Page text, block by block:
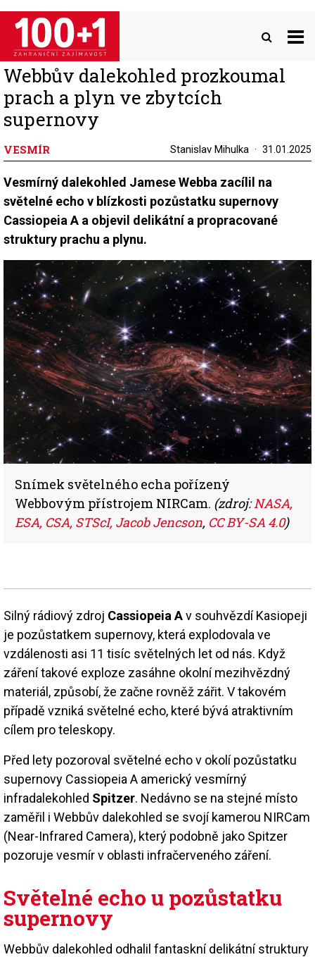
Přejít
hlavnímu
obsahu
Webbův dalekohled prozkoumal
prach a plyn ve zbytcích
supernovy
VESMÍR Stanislav Mihulka 31.01.2025
Vesmírný dalekohled Jamese Webba zacílil na
světelné echo v blízkosti pozůstatku supernovy
Cassiopeia A a objevil delikátní a propracované
struktury prachu a plynu.
Snímek světelného echa pořízený
Webbovým přístrojem NIRCam. (zdroj:NASA,
ESA, CSA, STScI, Jacob Jencson, CC BY-SA 4.0)
Silný rádiový zdroj Cassiopeia Av souhvězdí Kasiopeji
je pozůstatkem supernovy, která explodovala ve
vzdálenosti asi 11 tisíc světelných let od nás. Když
záření takové exploze zasáhne okolní mezihvězdný
materiál, způsobí, že začne rovněž zářit. V takovém
případě vzniká světelné echo, které bývá atraktivním
cílem pro teleskopy.
Před lety pozoroval světelné echo v okolí pozůstatku
supernovy Cassiopeia A americký vesmírný
infradalekohled Spitzer. Nedávno se na stejné místo
zaměřil i Webbův dalekohled se svojí kamerou NIRCam
(Near-Infrared Camera), který podobně jako Spitzer
pozoruje vesmír v oblasti infračerveného záření.
Světelné echo u pozůstatku
supernovy
Webbův dalekohled odhalil fantaskní delikátní struktury